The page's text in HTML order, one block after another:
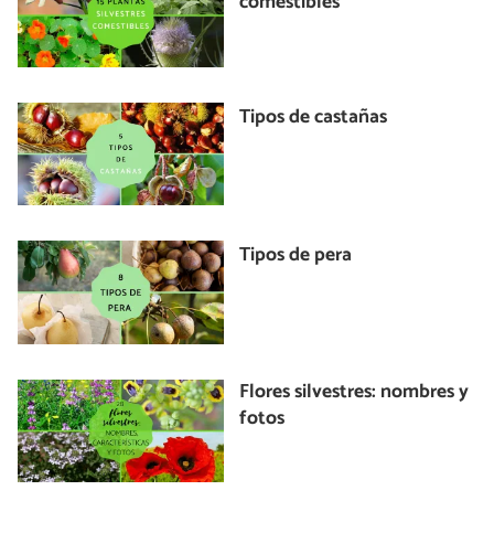
Tipos de castañas
Tipos de pera
Flores silvestres: nombres y
fotos